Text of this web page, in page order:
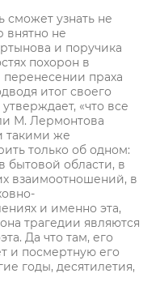
сможет узнать не
внятно не
и поручика
похорон в
перенесении праха
итог своего
«что все
М. Лермонтова
такими же
только об одном:
бытовой области, в
взаимоотношений, в
и именно эта,
трагедии являются
Да что там, его
и посмертную его
годы, десятилетия,